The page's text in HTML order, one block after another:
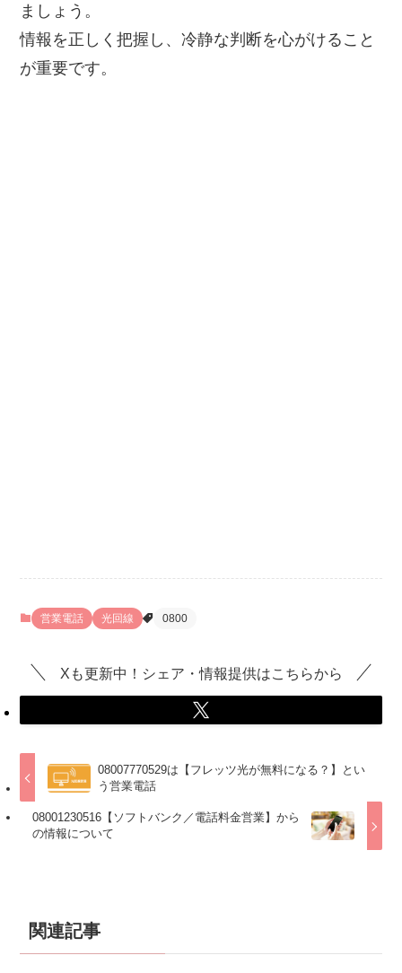
ましょう。
情報を正しく把握し、冷静な判断を心がけること
が重要です。
営業電話 光回線 0800
Xも更新中！シェア・情報提供はこちらから
08007770529は【フレッツ光が無料になる？】とい
う営業電話
08001230516【ソフトバンク／電話料金営業】から
の情報について
関連記事